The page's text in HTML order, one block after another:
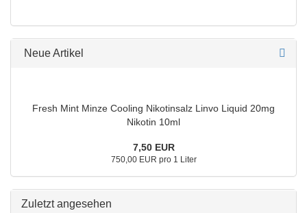
Neue Artikel
Fresh Mint Minze Cooling Nikotinsalz Linvo Liquid 20mg
Nikotin 10ml
7,50 EUR
750,00 EUR pro 1 Liter
Zuletzt angesehen